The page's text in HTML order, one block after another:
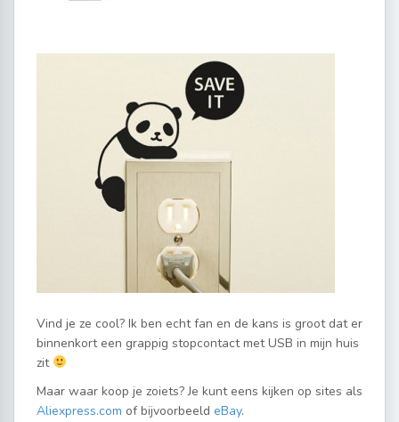
Vind je ze cool? Ik ben echt fan en de kans is groot dat er
binnenkort een grappig stopcontact met USB in mijn huis
zit
Maar waar koop je zoiets? Je kunt eens kijken op sites als
Aliexpress.com of bijvoorbeeld eBay.